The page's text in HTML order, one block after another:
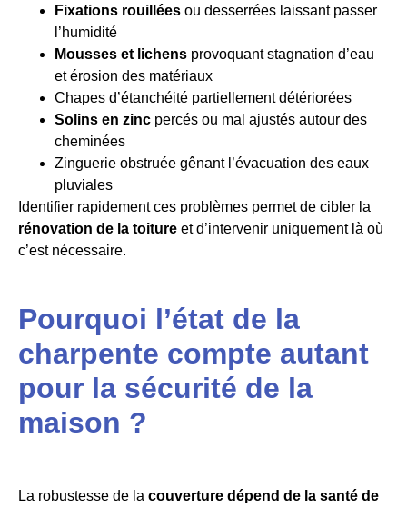
Fixations rouillées ou desserrées laissant passer
l’humidité
Mousses et lichens provoquant stagnation d’eau
et érosion des matériaux
Chapes d’étanchéité partiellement détériorées
Solins en zinc percés ou mal ajustés autour des
cheminées
Zinguerie obstruée gênant l’évacuation des eaux
pluviales
Identifier rapidement ces problèmes permet de cibler la
rénovation de la toiture et d’intervenir uniquement là où
c’est nécessaire.
Pourquoi l’état de la
charpente compte autant
pour la sécurité de la
maison ?
La robustesse de la couverture dépend de la santé de